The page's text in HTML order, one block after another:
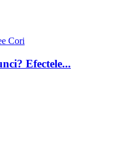
Cori
Efectele...